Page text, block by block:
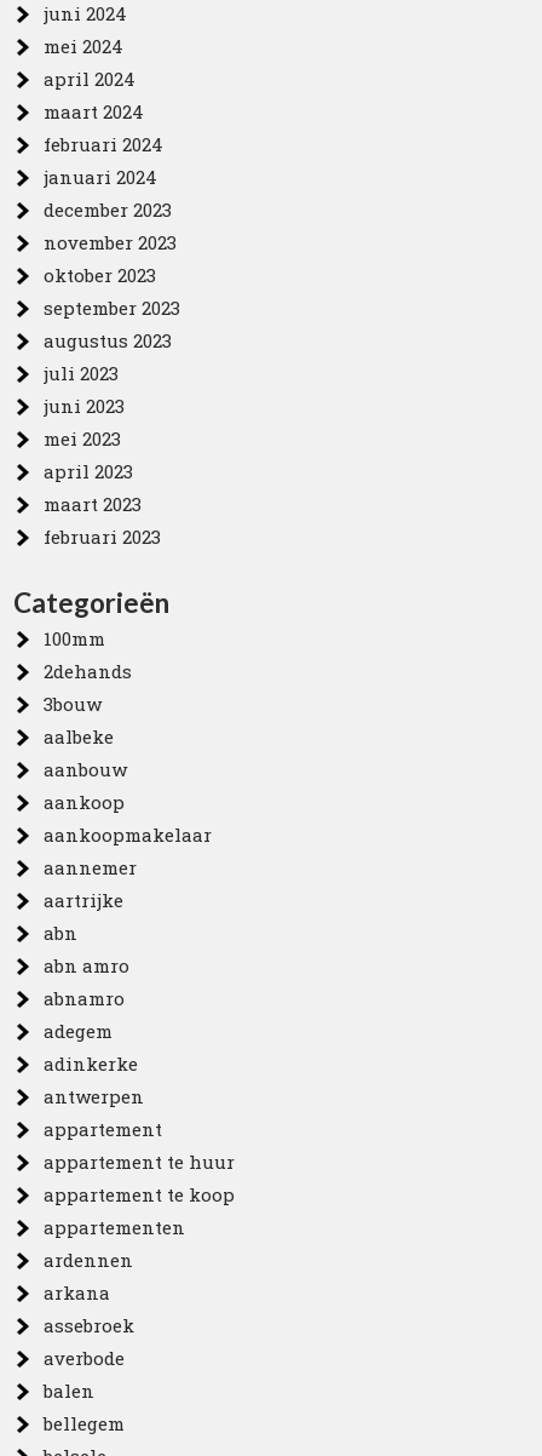
juni 2024
mei 2024
april 2024
maart 2024
februari 2024
januari 2024
december 2023
november 2023
oktober 2023
september 2023
augustus 2023
juli 2023
juni 2023
mei 2023
april 2023
maart 2023
februari 2023
Categorieën
100mm
2dehands
3bouw
aalbeke
aanbouw
aankoop
aankoopmakelaar
aannemer
aartrijke
abn
abn amro
abnamro
adegem
adinkerke
antwerpen
appartement
appartement te huur
appartement te koop
appartementen
ardennen
arkana
assebroek
averbode
balen
bellegem